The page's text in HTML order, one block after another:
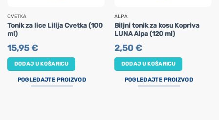
CVETKA
Tonik za lice Lilija Cvetka (100
ml)
15,95€
DODAJ U KOŠARICU
POGLEDAJTE PROIZVOD
ALPA
Biljni tonik za kosu Kopriva
LUNA Alpa (120 ml)
2,50€
DODAJ U KOŠARICU
POGLEDAJTE PROIZVOD